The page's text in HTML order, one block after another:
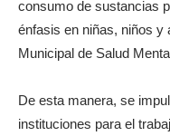
consumo de sustancias
énfasis en niñas, niños y
Municipal de Salud
De esta manera, se
instituciones para el